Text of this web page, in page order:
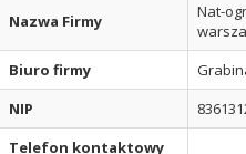
Nazwa Firmy
Nat-
Biuro firmy
NIP
Telefon kontaktowy